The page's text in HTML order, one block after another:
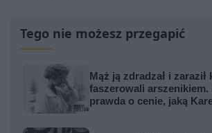
Tego nie możesz przegapić
Mąż ją zdradzał i zaraził
faszerowali arszenikiem.
prawda o cenie, jaką